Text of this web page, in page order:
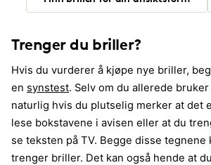
Trenger du briller?
Hvis du vurderer å kjøpe nye briller,
en synstest. Selv om du allerede
naturlig hvis du plutselig merker at det
lese bokstavene i avisen eller at du
se teksten på TV. Begge disse tegnene
trenger briller. Det kan også hende at